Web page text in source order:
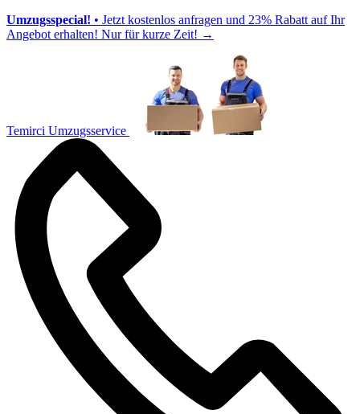
Umzugsspecial! • Jetzt kostenlos anfragen und 23% Rabatt auf Ihr
Angebot erhalten! Nur für kurze Zeit! →
Temirci Umzugsservice